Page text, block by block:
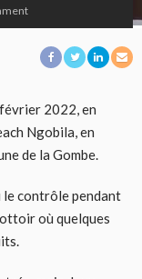
2022, en
Ngobila, en
de la Gombe.
le contrôle pendant
où quelques